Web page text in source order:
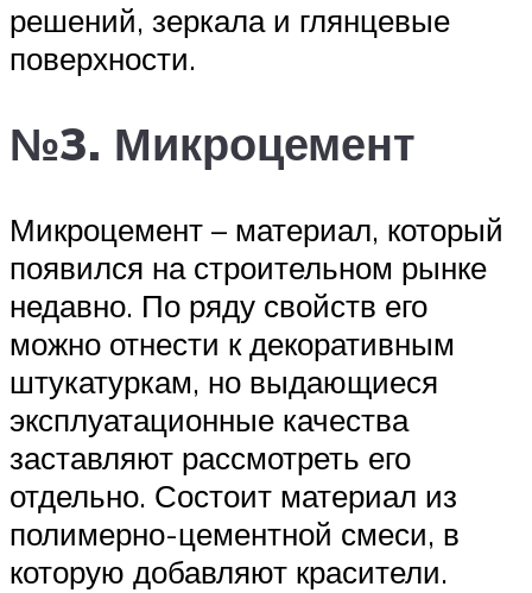
решений, зеркала и глянцевые
поверхности.
№3. Микроцемент
Микроцемент – материал, который
появился на строительном рынке
недавно. По ряду свойств его
можно отнести к декоративным
штукатуркам, но выдающиеся
эксплуатационные качества
заставляют рассмотреть его
отдельно. Состоит материал из
полимерно-цементной смеси, в
которую добавляют красители.